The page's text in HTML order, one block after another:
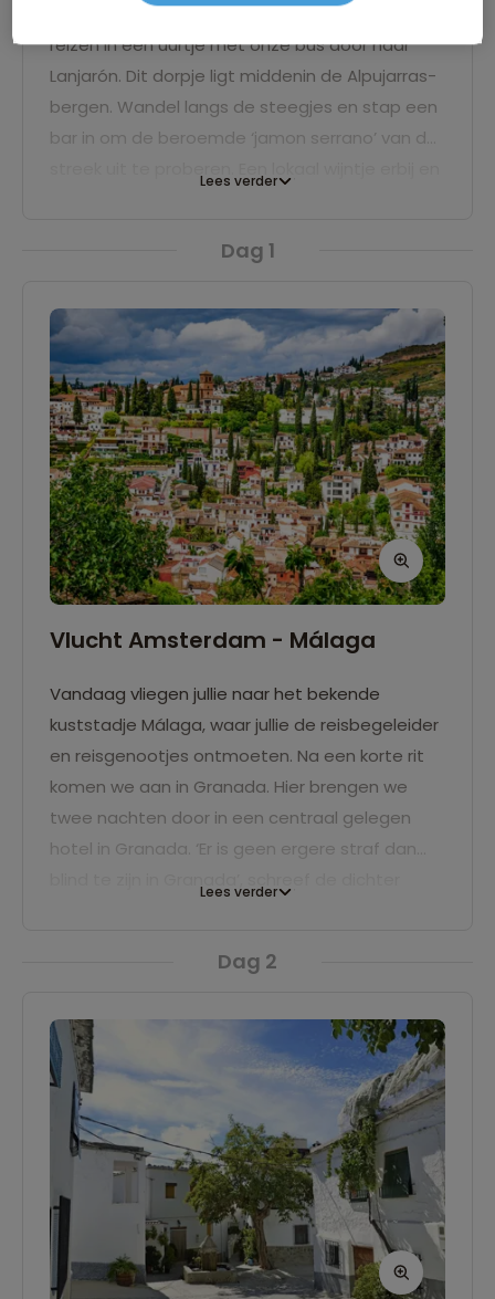
Málaga, waar je je reisbegeleider ontmoet. We
reizen in een uurtje met onze bus door naar
Lanjarón. Dit dorpje ligt middenin de Alpujarras-
bergen. Wandel langs de steegjes en stap een
bar in om de beroemde ‘jamon serrano’ van de
Lees verder
Dag 1
Vlucht Amsterdam - Málaga
Vandaag vliegen jullie naar het bekende
kuststadje Málaga, waar jullie de reisbegeleider
en reisgenootjes ontmoeten. Na een korte rit
komen we aan in Granada. Hier brengen we
twee nachten door in een centraal gelegen
hotel in Granada. ‘Er is geen ergere straf dan
Lees verder
Dag 2